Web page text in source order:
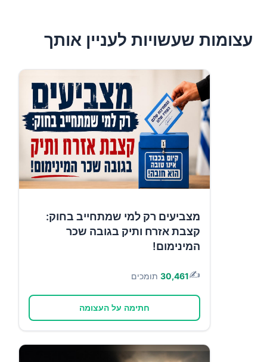
עצומות שעשויות לעניין אותך
מצביעים רק למי שמתחייב בחוק:
קצבת אזרח ותיק בגובה שכר
המינימום!
✍️
30,461 תומכים
חתימה על העצומה